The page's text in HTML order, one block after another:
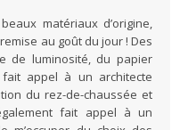
au goût du jour ! Des
de luminosité, du papier
appel à un architecte
du rez-de-chaussée et
fait appel à un